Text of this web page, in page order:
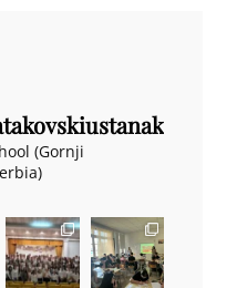
(Gornji